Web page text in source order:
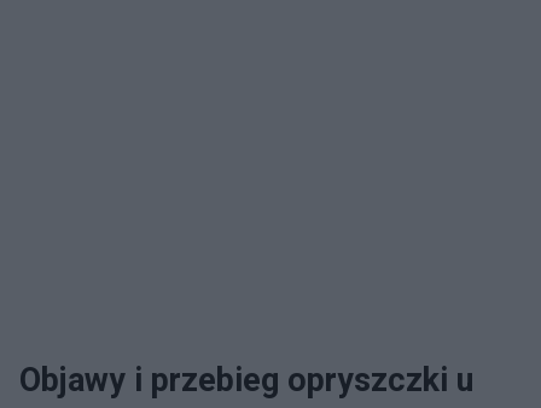
Objawy i przebieg opryszczki u